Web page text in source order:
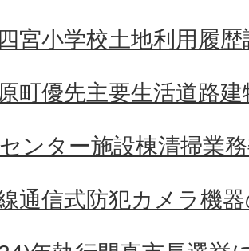
宮小学校土地利用履
町優先主要生活道路
ンター施設棟清掃業
通信式防犯カメラ機